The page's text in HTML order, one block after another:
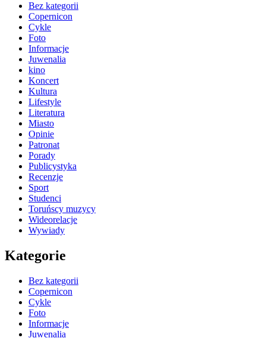
Bez kategorii
Copernicon
Cykle
Foto
Informacje
Juwenalia
kino
Koncert
Kultura
Lifestyle
Literatura
Miasto
Opinie
Patronat
Porady
Publicystyka
Recenzje
Sport
Studenci
Toruńscy muzycy
Wideorelacje
Wywiady
Kategorie
Bez kategorii
Copernicon
Cykle
Foto
Informacje
Juwenalia